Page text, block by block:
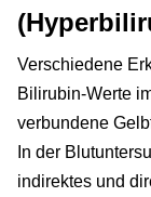
Verschiedene
Bilirubin-Werte
verbundene
In der
indirektes und